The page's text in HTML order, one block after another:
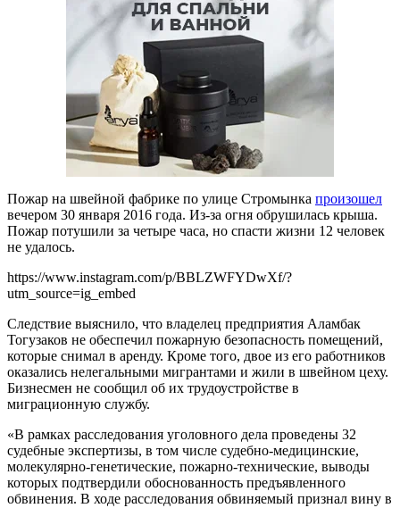
Пожар на швейной фабрике по улице Стромынка произошел
вечером 30 января 2016 года. Из-за огня обрушилась крыша.
Пожар потушили за четыре часа, но спасти жизни 12 человек
не удалось.
https://www.instagram.com/p/BBLZWFYDwXf/?
utm_source=ig_embed
Следствие выяснило, что владелец предприятия Аламбак
Тогузаков не обеспечил пожарную безопасность помещений,
которые снимал в аренду. Кроме того, двое из его работников
оказались нелегальными мигрантами и жили в швейном цеху.
Бизнесмен не сообщил об их трудоустройстве в
миграционную службу.
«В рамках расследования уголовного дела проведены 32
судебные экспертизы, в том числе судебно-медицинские,
молекулярно-генетические, пожарно-технические, выводы
которых подтвердили обоснованность предъявленного
обвинения. В ходе расследования обвиняемый признал вину в